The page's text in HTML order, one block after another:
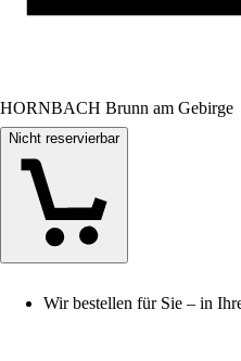
HORNBACH Brunn am Gebirge
Nicht reservierbar
Wir bestellen für Sie – in